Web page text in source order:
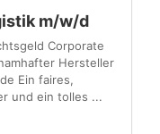
m/w/d
Corporate
Hersteller
Ein faires,
und ein tolles ...